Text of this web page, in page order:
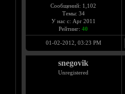
Сообщений: 1,102
Темы: 34
У нас с: Apr 2011
Рейтинг: 40
01-02-2012, 03:23 PM
snegovik
Unregistered